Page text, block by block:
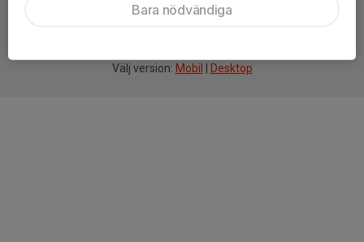
Välj version: Mobil Desktop
Bara nödvändiga